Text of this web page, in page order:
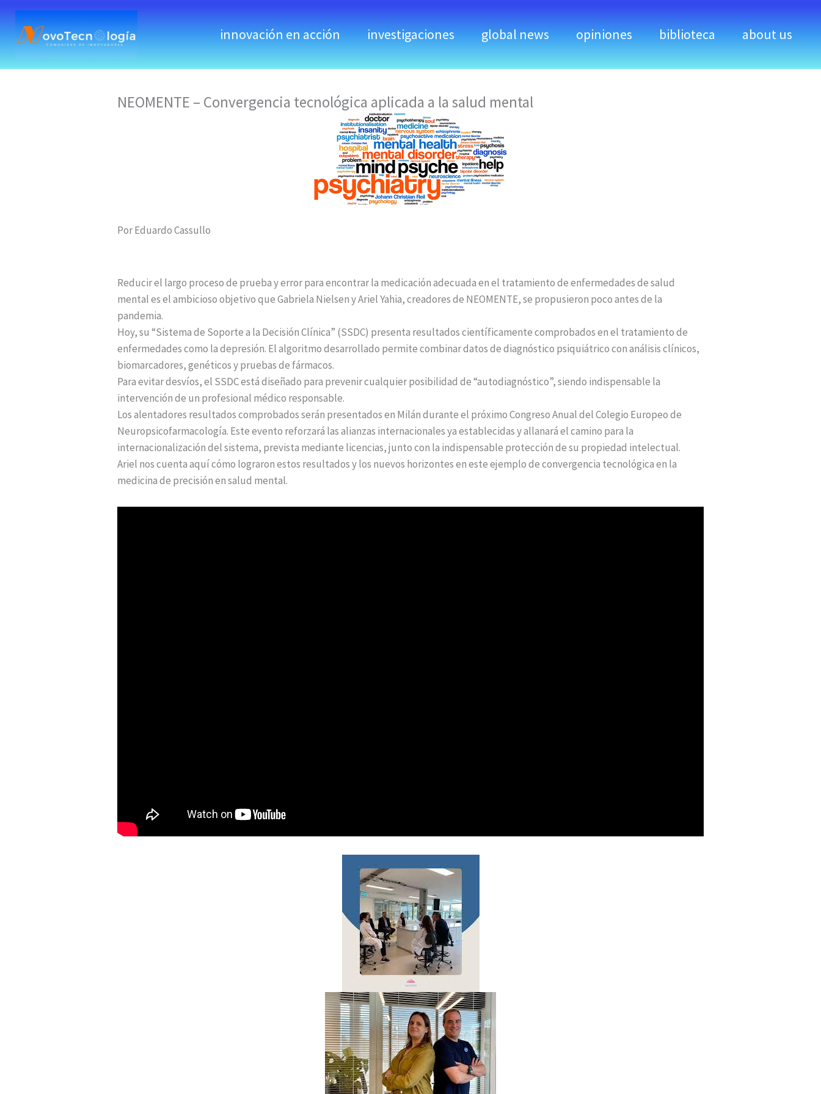
skip
content
innovación en acción investigaciones global news opiniones biblioteca about us
NEOMENTE – Convergencia tecnológica aplicada a la salud mental
Por Eduardo Cassullo
Reducir el largo proceso de prueba y error para encontrar la medicación adecuada en el tratamiento de enfermedades de salud
mental es el ambicioso objetivo que Gabriela Nielsen y Ariel Yahia, creadores de NEOMENTE, se propusieron poco antes de la
pandemia.
Hoy, su “Sistema de Soporte a la Decisión Clínica” (SSDC) presenta resultados científicamente comprobados en el tratamiento de
enfermedades como la depresión. El algoritmo desarrollado permite combinar datos de diagnóstico psiquiátrico con análisis clínicos,
biomarcadores, genéticos y pruebas de fármacos.
Para evitar desvíos, el SSDC está diseñado para prevenir cualquier posibilidad de “autodiagnóstico”, siendo indispensable la
intervención de un profesional médico responsable.
Los alentadores resultados comprobados serán presentados en Milán durante el próximo Congreso Anual del Colegio Europeo de
Neuropsicofarmacología. Este evento reforzará las alianzas internacionales ya establecidas y allanará el camino para la
internacionalización del sistema, prevista mediante licencias, junto con la indispensable protección de su propiedad intelectual.
Ariel nos cuenta aquí cómo lograron estos resultados y los nuevos horizontes en este ejemplo de convergencia tecnológica en la
medicina de precisión en salud mental.